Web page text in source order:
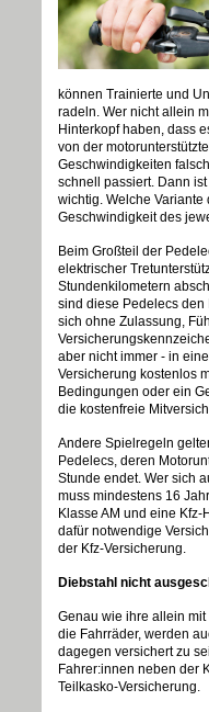
können Trainierte und
radeln. Wer nicht allein
Hinterkopf haben, dass
von der
Geschwindigkeiten
schnell passiert. Dann
wichtig. Welche
Geschwindigkeit des
Beim Großteil der
elektrischer
Stundenkilometern
sind diese Pedelecs
sich ohne Zulassung,
aber nicht immer - in
Versicherung kostenlos
Bedingungen oder ein
die kostenfreie
Andere Spielregeln
Pedelecs, deren
Stunde endet. Wer sich
muss mindestens 16
Klasse AM und eine
dafür notwendige
der Kfz-Versicherung.
Diebstahl nicht
Genau wie ihre allein
die Fahrräder, werden
dagegen versichert zu
Fahrer:innen neben der
Teilkasko-Versicherung.